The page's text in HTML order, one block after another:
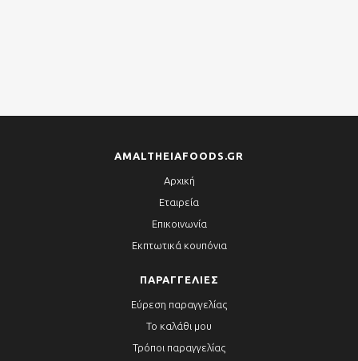
AMALTHEIAFOODS.GR
Αρχική
Εταιρεία
Επικοινωνία
Εκπτωτικά κουπόνια
ΠΑΡΑΓΓΕΛΊΕΣ
Εύρεση παραγγελίας
Το καλάθι μου
Τρόποι παραγγελίας